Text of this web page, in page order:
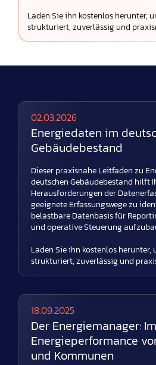
Laden Sie ihn kostenlos herunter,
strukturiert, zuverlässig und
02.03.2026
Energiedaten im
Gebäudebestand
Dieser praxisnahe Leitfaden zu
deutschen Gebäudebestand hilft
Herausforderungen der
geeignete Erfassungswege zu
belastbare Datenbasis für
und operative Steuerung
Laden Sie ihn kostenlos herunter,
strukturiert, zuverlässig und
18.09.2025
Der Energiemanager:
Energieperformance
und Kommunen